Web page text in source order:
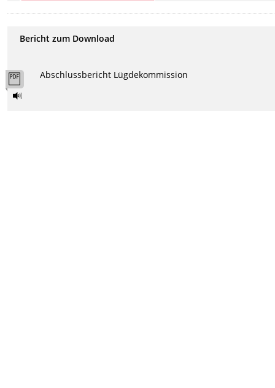
Bericht zum Download
Abschlussbericht Lügdekommission